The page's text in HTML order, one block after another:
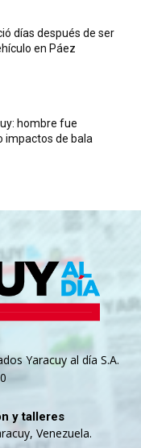
días después de ser
en Páez
hombre fue
impactos de bala
Yaracuy al día S.A.
y talleres
Venezuela.